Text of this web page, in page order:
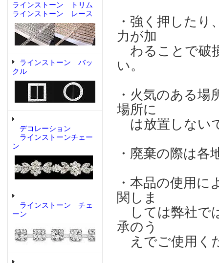
ラインストーン トリム
ラインストーン レース
ラインストーン バッ
クル
デコレーション
ラインストーンチェー
ン
ラインストーン チェ
ーン
・強く押した
力が加
わることで破
い。
・火気のある場
場所に
は放置しない
・廃棄の際は
・本品の使用
関しま
しては弊社で
承のう
えでご使用く